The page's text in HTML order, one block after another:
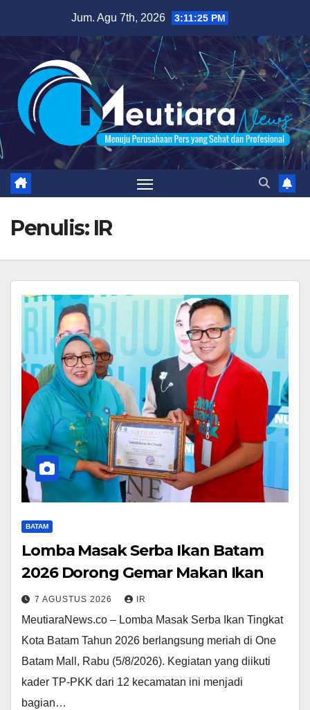
content
Jum. Agu 7th, 2026 3:11:26 PM
Penulis: IR
BATAM
Lomba Masak Serba Ikan Batam
2026 Dorong Gemar Makan Ikan
7 AGUSTUS 2026 IR
MeutiaraNews.co – Lomba Masak Serba Ikan Tingkat
Kota Batam Tahun 2026 berlangsung meriah di One
Batam Mall, Rabu (5/8/2026). Kegiatan yang diikuti
kader TP-PKK dari 12 kecamatan ini menjadi
bagian…